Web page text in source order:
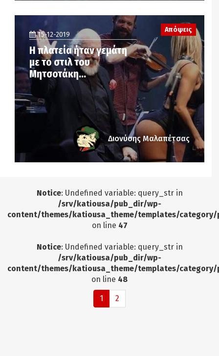
15-12-2019
Η πλατεία ήταν γεμάτη
με το στιλ του
Μητσοτάκη…
Απόψεις
Διονύσης Μαλαπέτσας
Notice: Undefined variable: query_str in
/srv/katiousa/pub_dir/wp-
content/themes/katiousa_theme/templates/
on line 47
Notice: Undefined variable: query_str in
/srv/katiousa/pub_dir/wp-
content/themes/katiousa_theme/templates/
on line 48
1 2